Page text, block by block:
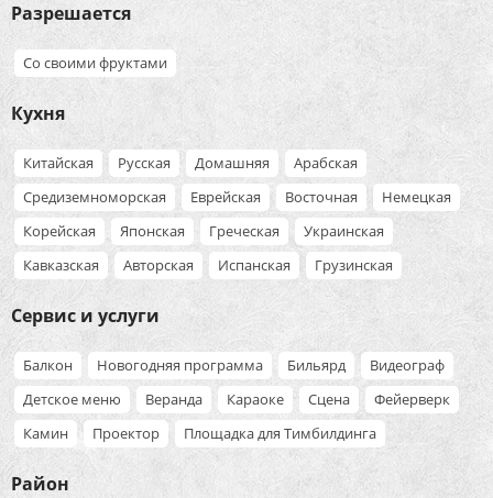
Разрешается
Со своими фруктами
Кухня
Китайская Русская Домашняя
Арабская
Средиземноморская
Еврейская Восточная
Немецкая
Корейская
Японская Греческая
Украинская
Кавказская
Авторская Испанская Грузинская
Сервис и услуги
Балкон Новогодняя программа Бильярд
Видеограф
Детское меню
Веранда Караоке Сцена
Фейерверк
Камин
Проектор Площадка для Тимбилдинга
Район